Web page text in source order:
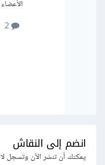
الأعضاء
2
انضم إلى النقاش
يمكنك أن تنشر الآن وتسجل